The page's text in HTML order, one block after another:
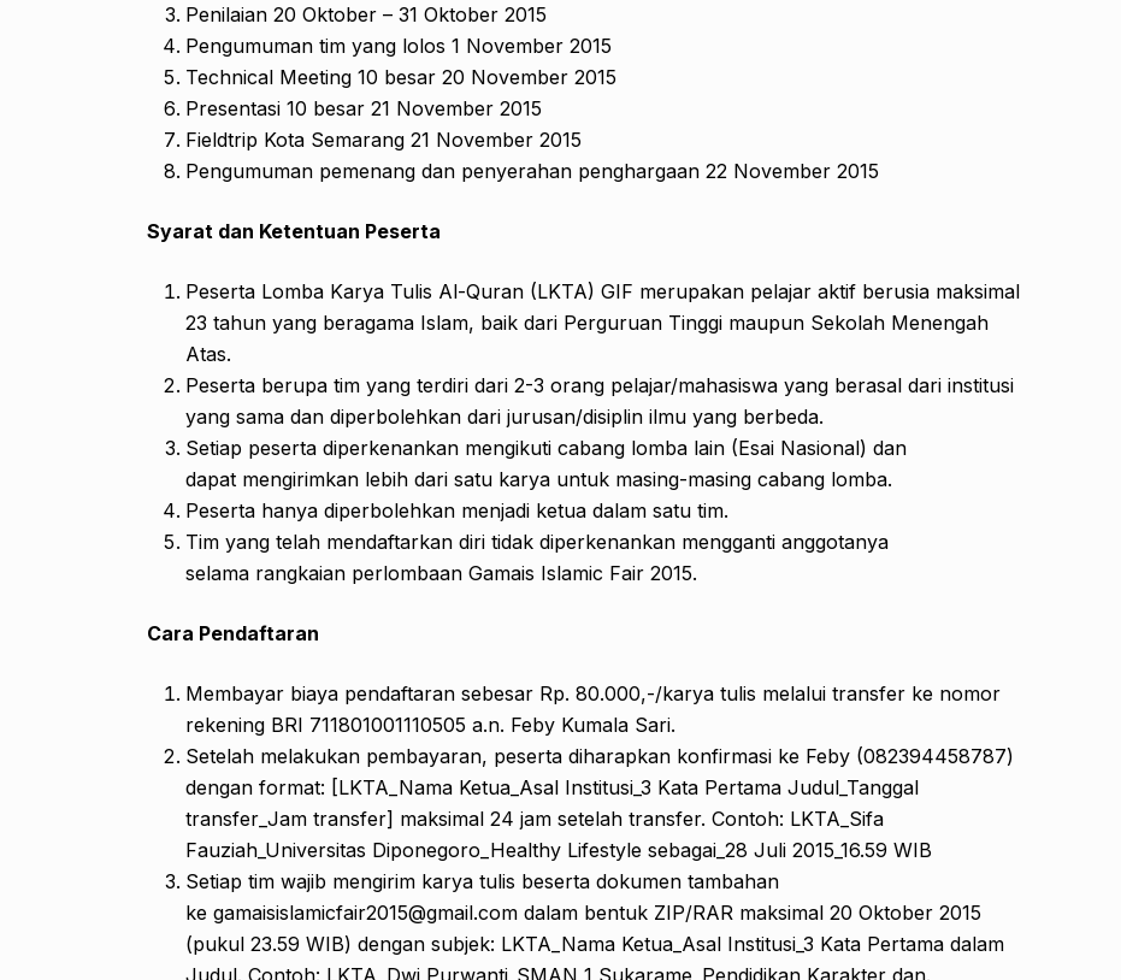
Penilaian 20 Oktober – 31 Oktober 2015
Pengumuman tim yang lolos 1 November 2015
Technical Meeting 10 besar 20 November 2015
Presentasi 10 besar 21 November 2015
Fieldtrip Kota Semarang 21 November 2015
Pengumuman pemenang dan penyerahan penghargaan 22 November 2015
Syarat dan Ketentuan Peserta
Peserta Lomba Karya Tulis Al-Quran (LKTA) GIF merupakan pelajar aktif berusia maksimal
23 tahun yang beragama Islam, baik dari Perguruan Tinggi maupun Sekolah Menengah
Atas.
Peserta berupa tim yang terdiri dari 2-3 orang pelajar/mahasiswa yang berasal dari institusi
yang sama dan diperbolehkan dari jurusan/disiplin ilmu yang berbeda.
Setiap peserta diperkenankan mengikuti cabang lomba lain (Esai Nasional) dan
dapat mengirimkan lebih dari satu karya untuk masing-masing cabang lomba.
Peserta hanya diperbolehkan menjadi ketua dalam satu tim.
Tim yang telah mendaftarkan diri tidak diperkenankan mengganti anggotanya
selama rangkaian perlombaan Gamais Islamic Fair 2015.
Cara Pendaftaran
Membayar biaya pendaftaran sebesar Rp. 80.000,-/karya tulis melalui transfer ke nomor
rekening BRI 711801001110505 a.n. Feby Kumala Sari.
Setelah melakukan pembayaran, peserta diharapkan konfirmasi ke Feby (082394458787)
dengan format: [LKTA_Nama Ketua_Asal Institusi_3 Kata Pertama Judul_Tanggal
transfer_Jam transfer] maksimal 24 jam setelah transfer. Contoh: LKTA_Sifa
Fauziah_Universitas Diponegoro_Healthy Lifestyle sebagai_28 Juli 2015_16.59 WIB
Setiap tim wajib mengirim karya tulis beserta dokumen tambahan
ke gamaisislamicfair2015@gmail.com dalam bentuk ZIP/RAR maksimal 20 Oktober 2015
(pukul 23.59 WIB) dengan subjek: LKTA_Nama Ketua_Asal Institusi_3 Kata Pertama dalam
Judul. Contoh: LKTA_Dwi Purwanti_SMAN 1 Sukarame_Pendidikan Karakter dan.